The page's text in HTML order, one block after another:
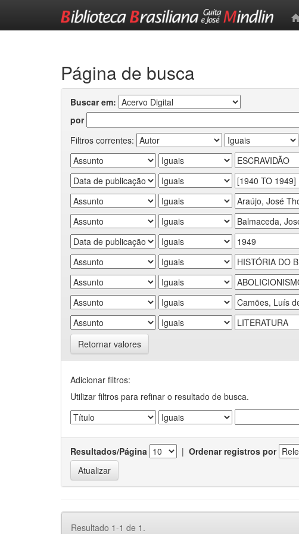
Página de busca
Buscar em:
por
Filtros correntes:
Retornar valores
Adicionar filtros:
Utilizar filtros para refinar o resultado de busca.
Resultados/Página | Ordenar registros por
Resultado 1-1 de 1.